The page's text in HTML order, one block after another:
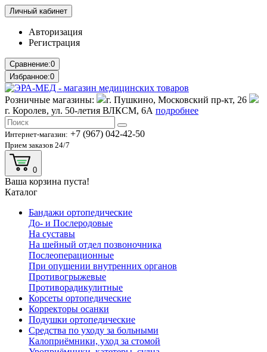
Личный кабинет
Авторизация
Регистрация
Сравнение:0
Избранное:0
Розничные магазины:
г. Пушкино, Московский пр-кт, 26
г. Королев, ул. 50-летия ВЛКСМ, 6А подробнее
Интернет-магазин: +7 (967) 042-42-50
Прием заказов 24/7
0
Ваша корзина пуста!
Каталог
Бандажи ортопедические
До- и Послеродовые
На суставы
На шейный отдел позвоночника
Послеоперационные
При опущении внутренних органов
Противогрыжевые
Противорадикулитные
Корсеты ортопедические
Корректоры осанки
Подушки ортопедические
Средства по уходу за больными
Калоприёмники, уход за стомой